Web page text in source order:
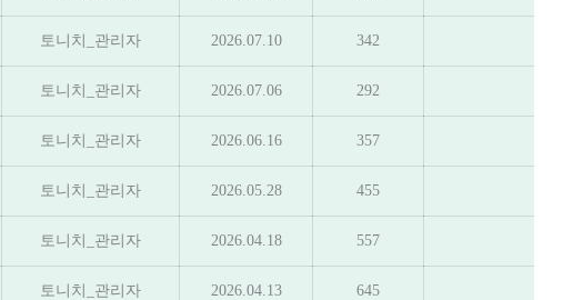
토니치_관리자 2026.07.10 342
토니치_관리자 2026.07.06 292
토니치_관리자 2026.06.16 357
토니치_관리자 2026.05.28 455
토니치_관리자 2026.04.18 557
토니치_관리자 2026.04.13 645